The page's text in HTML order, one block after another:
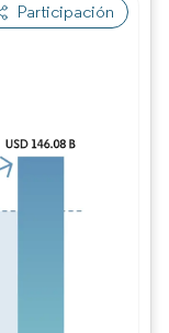
Participación